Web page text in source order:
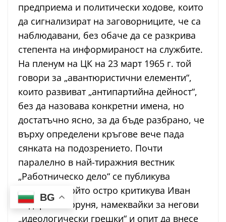
предприема и политически ходове, които
да сигнализират на заговорниците, че са
наблюдавани, без обаче да се разкрива
степента на информираност на службите.
На пленум на ЦК на 23 март 1965 г. той
говори за „авантюристични елементи“,
които развиват „антипартийна дейност“,
без да назовава конкретни имена, но
достатъчно ясно, за да бъде разбрано, че
върху определени кръгове вече пада
сянката на подозрението. Почти
паралелно в най-тиражния вестник
„Работническо дело“ се публикува
материал, който остро критикува Иван
Тодоров – Горуня, намеквайки за негови
„идеологически грешки“ и опит да внесе
BG